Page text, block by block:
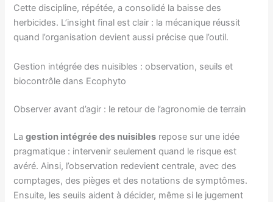
Cette discipline, répétée, a consolidé la baisse des
herbicides. L’insight final est clair : la mécanique réussit
quand l’organisation devient aussi précise que l’outil.
Gestion intégrée des nuisibles : observation, seuils et
biocontrôle dans Ecophyto
Observer avant d’agir : le retour de l’agronomie de terrain
Lagestion intégrée des nuisibles repose sur une idée
pragmatique : intervenir seulement quand le risque est
avéré. Ainsi, l’observation redevient centrale, avec des
comptages, des pièges et des notations de symptômes.
Ensuite, les seuils aident à décider, même si le jugement